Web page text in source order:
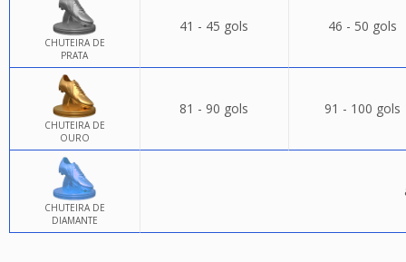
CHUTEIRA DE
PRATA
41 - 45 gols 46 - 50 gols
CHUTEIRA DE
OURO
81 - 90 gols 91 - 100 gols
CHUTEIRA DE
DIAMANTE